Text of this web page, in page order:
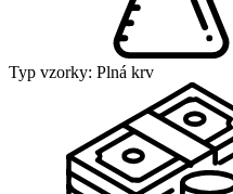
Typ vzorky: Plná krv